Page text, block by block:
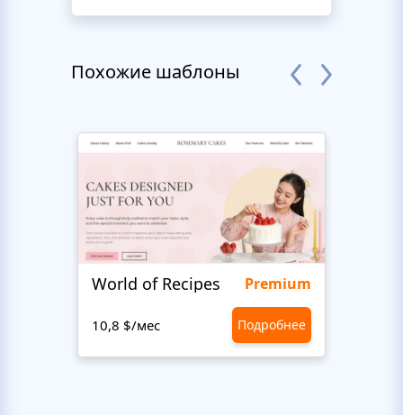
Похожие шаблоны
World of Recipes Premium
10,8 $/мес Подробнее